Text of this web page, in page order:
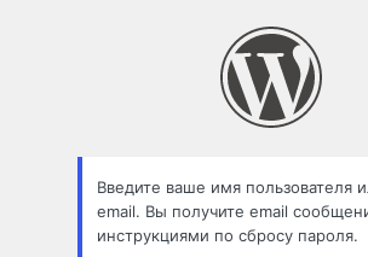
Введите ваше имя пользователя
email. Вы получите email
инструкциями по сбросу пароля.